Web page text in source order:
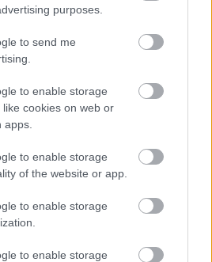
purposes.
to send me
to enable storage
cookies on web or
to enable storage
of the website or app.
to enable storage
to enable storage
játékost
NB I-ből
szerint Nagy Barnabás mellett
is felkeltette a bajnoki
Elolvasom